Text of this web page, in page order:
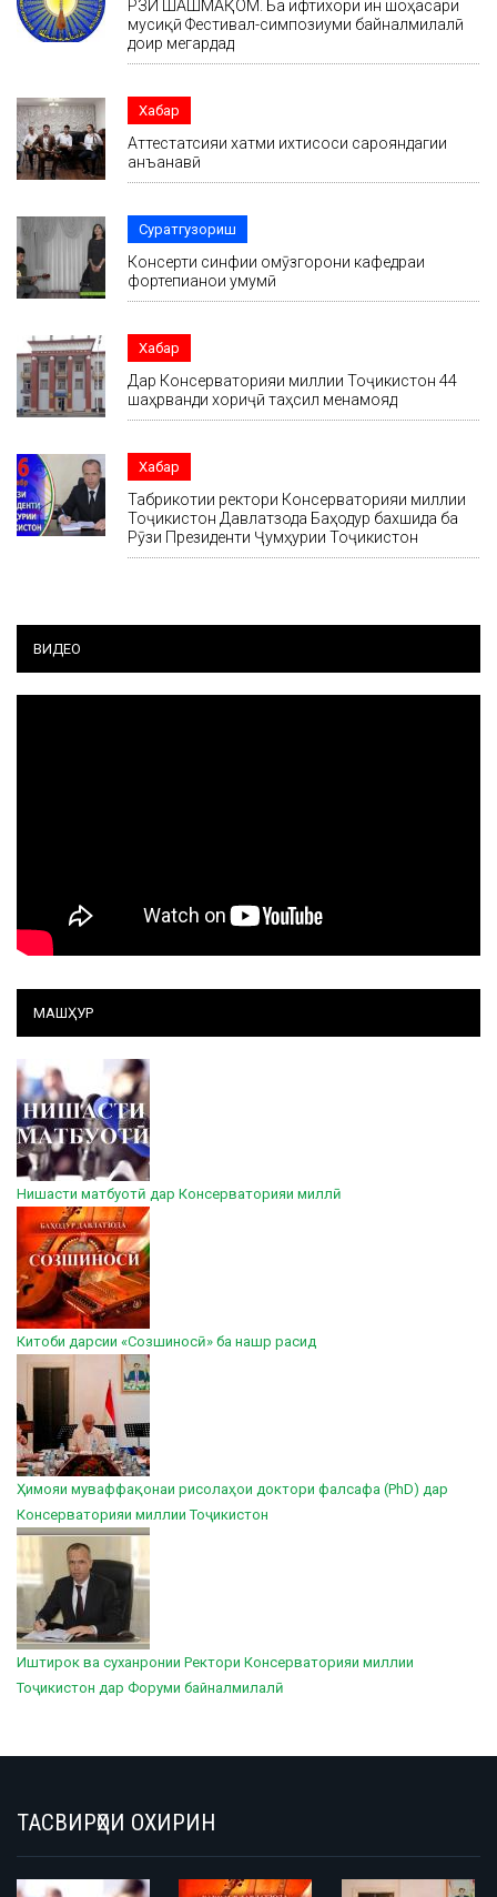
РӮЗИ ШАШМАҚОМ. Ба ифтихори ин шоҳасари
мусиқӣ Фестивал-симпозиуми байналмилалӣ
доир мегардад
Хабар
Аттестатсияи хатми ихтисоси сарояндагии
анъанавӣ
Суратгузориш
Консерти синфии омӯзгорони кафедраи
фортепианои умумӣ
Хабар
Дар Консерваторияи миллии Тоҷикистон 44
шаҳрванди хориҷӣ таҳсил менамояд
Хабар
Табрикотии ректори Консерваторияи миллии
Тоҷикистон Давлатзода Баҳодур бахшида ба
Рӯзи Президенти Ҷумҳурии Тоҷикистон
ВИДЕО
МАШҲУР
Нишасти матбуотӣ дар Консерваторияи миллӣ
Китоби дарсии «Созшиносӣ» ба нашр расид
Ҳимояи муваффақонаи рисолаҳои доктори фалсафа (PhD) дар
Консерваторияи миллии Тоҷикистон
Иштирок ва суханронии Ректори Консерваторияи миллии
Тоҷикистон дар Форуми байналмилалӣ
ТАСВИРҲОИ ОХИРИН